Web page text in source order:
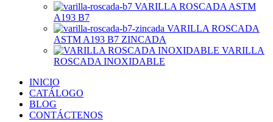
VARILLA ROSCADA ASTM
A193 B7
VARILLA ROSCADA
ASTM A193 B7 ZINCADA
VARILLA
ROSCADA INOXIDABLE
INICIO
CATÁLOGO
BLOG
CONTÁCTENOS